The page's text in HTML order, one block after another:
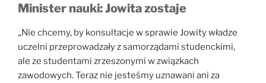
Minister nauki: Jowita zostaje
„Nie chcemy, by konsultacje w sprawie Jowity władze
uczelni przeprowadzały z samorządami studenckimi,
ale ze studentami zrzeszonymi w związkach
zawodowych. Teraz nie jesteśmy uznawani ani za